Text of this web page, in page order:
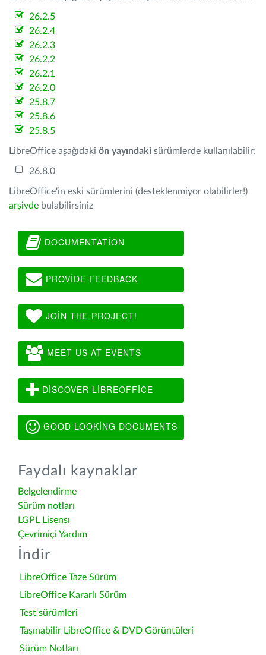
26.2.5
26.2.4
26.2.3
26.2.2
26.2.1
26.2.0
25.8.7
25.8.6
25.8.5
LibreOffice aşağıdaki ön yayındaki sürümlerde kullanılabilir:
26.8.0
LibreOffice'in eski sürümlerini (desteklenmiyor olabilirler!)
arşivde bulabilirsiniz
DOCUMENTATION
PROVIDE FEEDBACK
JOIN THE PROJECT!
MEET US AT EVENTS
DISCOVER LIBREOFFICE
GOOD LOOKING DOCUMENTS
Faydalı kaynaklar
Belgelendirme
Sürüm notları
LGPL Lisensı
Çevrimiçi Yardım
İndir
LibreOffice Taze Sürüm
LibreOffice Kararlı Sürüm
Test sürümleri
Taşınabilir LibreOffice & DVD Görüntüleri
Sürüm Notları